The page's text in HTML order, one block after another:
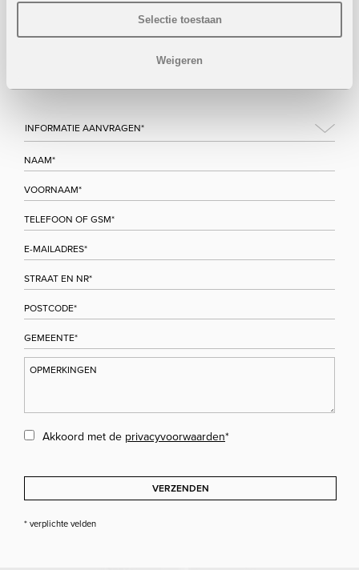
Selectie toestaan
Weigeren
Bezoek/infoaanvraag
formulier in te vullen. Wij houden u zo snel mogelijk op de
Akkoord met de privacyvoorwaarden*
VERZENDEN
* verplichte velden